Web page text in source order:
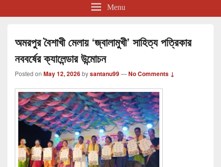
Menu
অমরপুর বৈশাখী মেলায় ‘জ্বালামুখী’ সাহিত্য পত্রিকার
নববর্ষের ক্যালেন্ডার উন্মোচন
Posted on May 12, 2026bysantanu99—No Comments ↓